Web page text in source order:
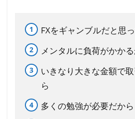
ブル
だと
てい
るか
FXをギャンブルだと思
メンタルに負荷がかか
いきなり大きな金額で
ら
多くの勉強が必要だから